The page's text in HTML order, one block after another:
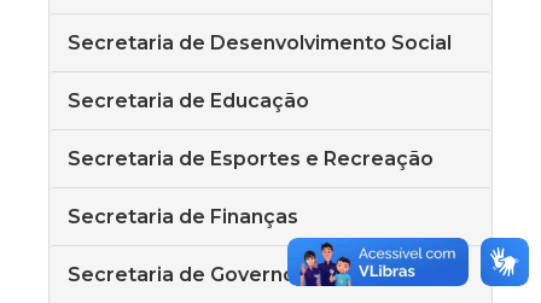
Secretaria de Desenvolvimento Social
Secretaria de Educação
Secretaria de Esportes e Recreação
Secretaria de Finanças
Secretaria de Governo